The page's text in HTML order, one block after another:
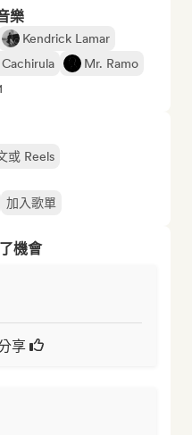
樂
Kendrick Lamar
Cachirula
Mr. Ramo
或 Reels
加入歌單
機會
享